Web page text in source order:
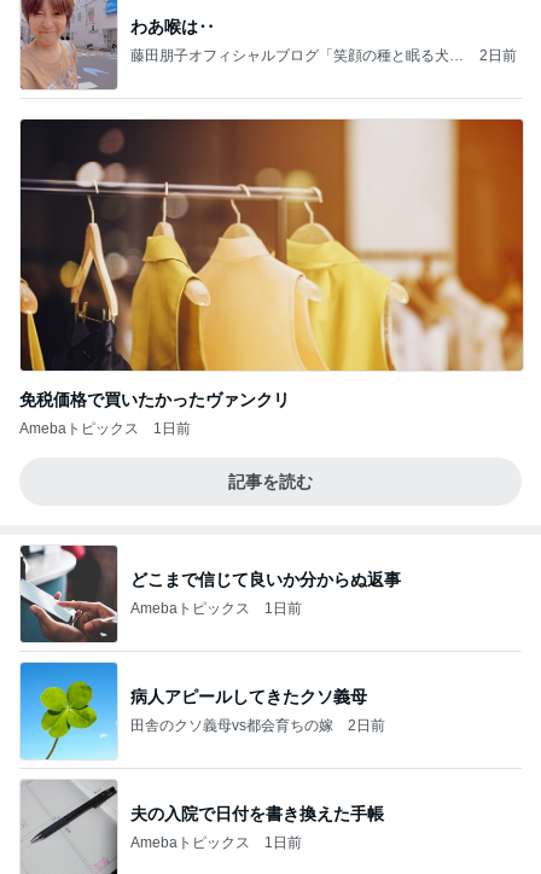
わあ喉は‥
藤田朋子オフィシャルブログ「笑顔の種と眠る犬」
2日前
免税価格で買いたかったヴァンクリ
Amebaトピックス 1日前
記事を読む
どこまで信じて良いか分からぬ返事
Amebaトピックス 1日前
病人アピールしてきたクソ義母
田舎のクソ義母vs都会育ちの嫁 2日前
夫の入院で日付を書き換えた手帳
Amebaトピックス 1日前